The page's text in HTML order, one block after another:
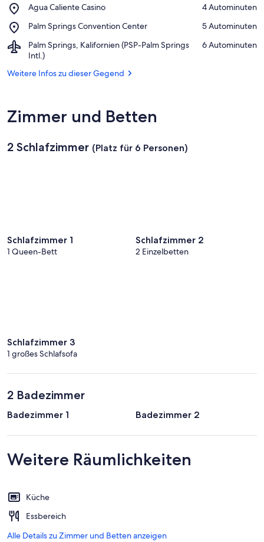
Springs
Center
Agua Caliente Casino
Place,
Caliente
‪4 Autominuten‬
Palm Springs Convention Center
Place,
Springs
Convention
Center
‪5 Autominuten‬
Palm Springs, Kalifornien (PSP-Palm Springs
Intl.)
Airport,
Palm
Kalifornien
Intl.)
‪6 Autominuten‬
Weitere Infos zu dieser Gegend
Zimmer und Betten
2 Schlafzimmer (Platz für 6 Personen)
Schlafzimmer 1
1 Queen-Bett
Schlafzimmer 2
2 Einzelbetten
Schlafzimmer 3
1 großes Schlafsofa
2 Badezimmer
Badezimmer 1 Badezimmer 2
Weitere Räumlichkeiten
Küche
Essbereich
Alle Details zu Zimmer und Betten anzeigen